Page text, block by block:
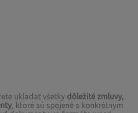
ukladať všetky dôležité zmluvy,
, ktoré sú spojené s konkrétnym